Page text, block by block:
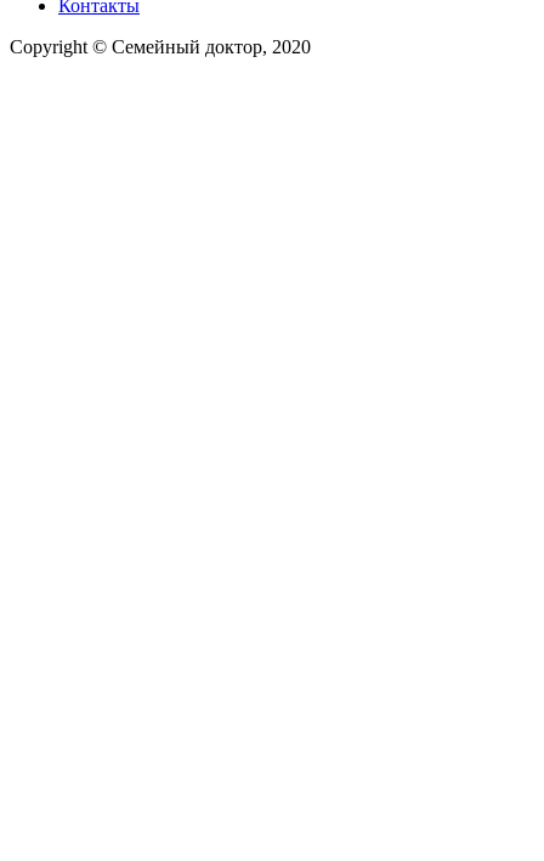
Контакты
Copyright © Семейный доктор, 2020